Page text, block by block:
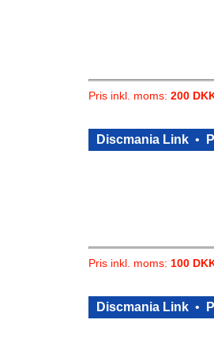
Pris inkl. moms: 200
Discmania Link •
Pris inkl. moms: 100
Discmania Link •